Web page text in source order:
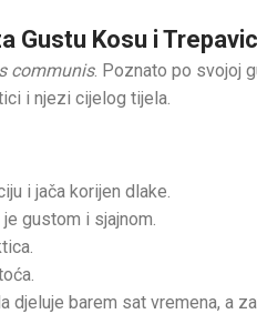
Gustu Kosu i
communis. Poznato po svojoj
i njezi cijelog tijela.
i jača korijen dlake.
gustom i sjajnom.
djeluje barem sat vremena, a